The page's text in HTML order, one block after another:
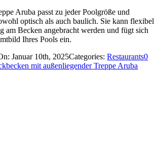
Aruba passt zu jeder Poolgröße und
optisch als auch baulich. Sie kann flexibel
am Becken angebracht werden und fügt sich
Ihres Pools ein.
Januar 10th, 2025Categories:Restaurants0
mit außenliegender Treppe Aruba